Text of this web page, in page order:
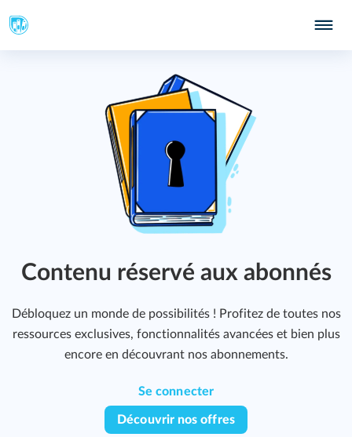
Contenu réservé aux abonnés
Débloquez un monde de possibilités ! Profitez de toutes nos
ressources exclusives, fonctionnalités avancées et bien plus
encore en découvrant nos abonnements.
Se connecter
Découvrir nos offres